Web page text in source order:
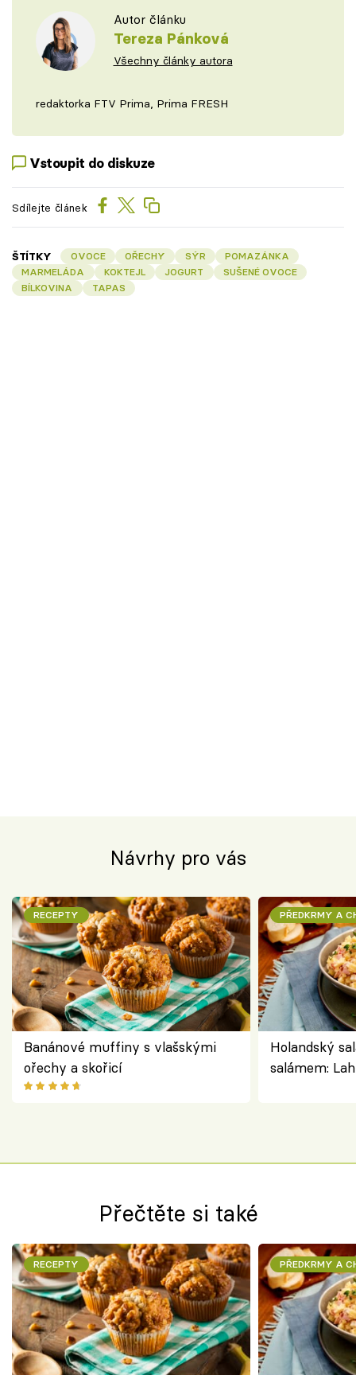
Autor článku
Tereza Pánková
Všechny články autora
redaktorka FTV Prima, Prima FRESH
Vstoupit do diskuze
Sdílejte článek
ŠTÍTKY OVOCE OŘECHY SÝR
POMAZÁNKA
MARMELÁDA
KOKTEJL JOGURT
SUŠENÉ OVOCE
BÍLKOVINA
TAPAS
Návrhy pro vás
RECEPTY
Banánové muffiny s vlašskými
ořechy a skořicí
PŘEDKRMY A
Holandský
salámem:
Přečtěte si také
RECEPTY PŘEDKRMY A